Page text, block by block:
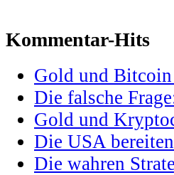
Kommentar-Hits
Gold und Bitcoin
Die falsche
Gold und
Die USA
Die wahren